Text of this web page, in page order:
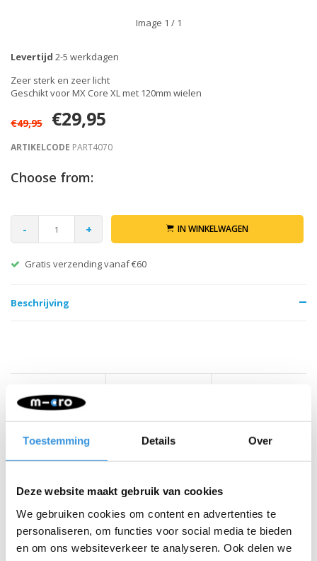
Toestemming Details Over
Deze website maakt gebruik van cookies
We gebruiken cookies om content en advertenties te
personaliseren, om functies voor social media te bieden
en om ons websiteverkeer te analyseren. Ook delen we
Image 1 / 1
Levertijd 2-5 werkdagen
Zeer sterk en zeer licht
Geschikt voor MX Core XL met 120mm wielen
€49,95 €29,95
ARTIKELCODE PART4070
Choose from:
- + IN WINKELWAGEN
Gratis verzending vanaf €60
Beschrijving